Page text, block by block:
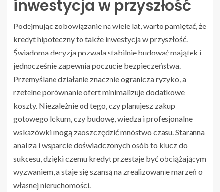
inwestycja w przyszłość
Podejmując zobowiązanie na wiele lat, warto pamiętać, że
kredyt hipoteczny to także inwestycja w przyszłość.
Świadoma decyzja pozwala stabilnie budować majątek i
jednocześnie zapewnia poczucie bezpieczeństwa.
Przemyślane działanie znacznie ogranicza ryzyko, a
rzetelne porównanie ofert minimalizuje dodatkowe
koszty. Niezależnie od tego, czy planujesz zakup
gotowego lokum, czy budowę, wiedza i profesjonalne
wskazówki mogą zaoszczędzić mnóstwo czasu. Staranna
analiza i wsparcie doświadczonych osób to klucz do
sukcesu, dzięki czemu kredyt przestaje być obciążającym
wyzwaniem, a staje się szansą na zrealizowanie marzeń o
własnej nieruchomości.